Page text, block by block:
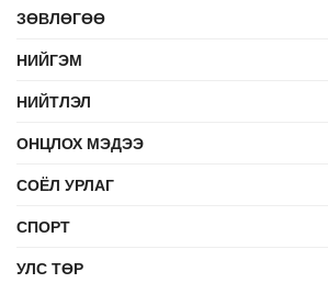
ЗӨВЛӨГӨӨ
НИЙГЭМ
НИЙТЛЭЛ
ОНЦЛОХ МЭДЭЭ
СОЁЛ УРЛАГ
СПОРТ
УЛС ТӨР